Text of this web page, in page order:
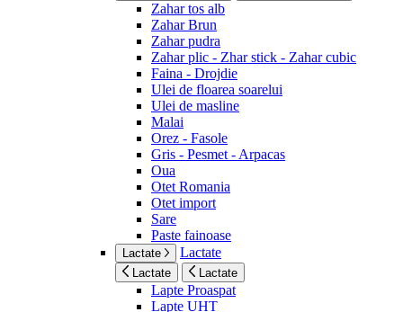
Zahar tos alb
Zahar Brun
Zahar pudra
Zahar plic - Zhar stick - Zahar cubic
Faina - Drojdie
Ulei de floarea soarelui
Ulei de masline
Malai
Orez - Fasole
Gris - Pesmet - Arpacas
Oua
Otet Romania
Otet import
Sare
Paste fainoase
Lactate Lactate
Lactate Lactate
Lapte Proaspat
Lapte UHT